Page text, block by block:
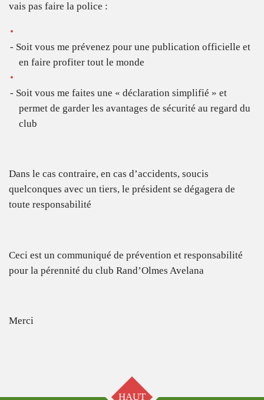
vais pas faire la police :
- Soit vous me prévenez pour une publication officielle et
en faire profiter tout le monde
- Soit vous me faites une « déclaration simplifié » et
permet de garder les avantages de sécurité au regard du
club
Dans le cas contraire, en cas d’accidents, soucis
quelconques avec un tiers, le président se dégagera de
toute responsabilité
Ceci est un communiqué de prévention et responsabilité
pour la pérennité du club Rand’Olmes Avelana
Merci
HAUT